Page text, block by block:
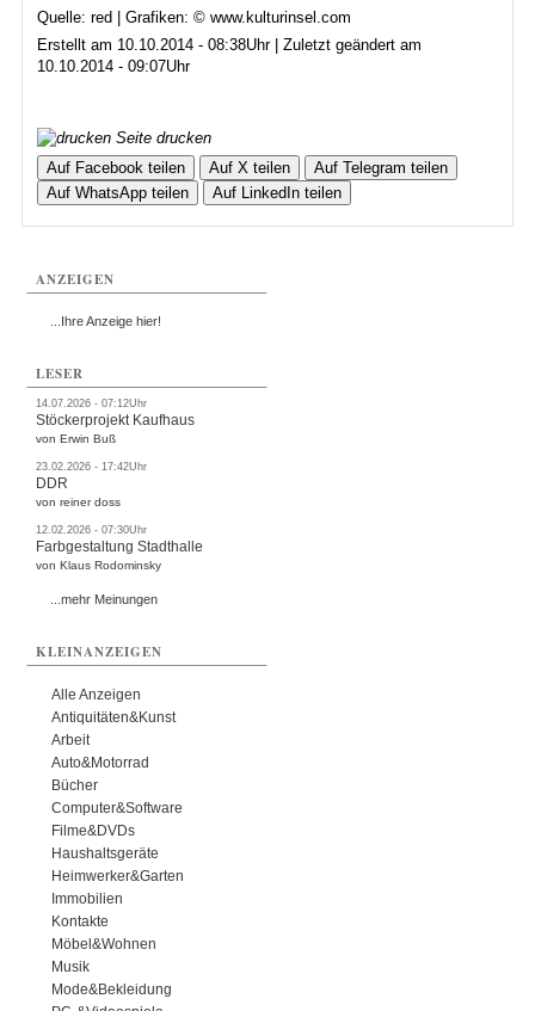
Quelle: red | Grafiken: © www.kulturinsel.com
Erstellt am 10.10.2014 - 08:38Uhr | Zuletzt geändert am
10.10.2014 - 09:07Uhr
Seite drucken
Auf Facebook teilen
Auf X teilen
Auf Telegram teilen
Auf WhatsApp teilen
Auf LinkedIn teilen
ANZEIGEN
...Ihre Anzeige hier!
LESER
14.07.2026 - 07:12Uhr
Stöckerprojekt Kaufhaus
von Erwin Buß
23.02.2026 - 17:42Uhr
DDR
von reiner doss
12.02.2026 - 07:30Uhr
Farbgestaltung Stadthalle
von Klaus Rodominsky
...mehr Meinungen
KLEINANZEIGEN
Alle Anzeigen
Antiquitäten&Kunst
Arbeit
Auto&Motorrad
Bücher
Computer&Software
Filme&DVDs
Haushaltsgeräte
Heimwerker&Garten
Immobilien
Kontakte
Möbel&Wohnen
Musik
Mode&Bekleidung